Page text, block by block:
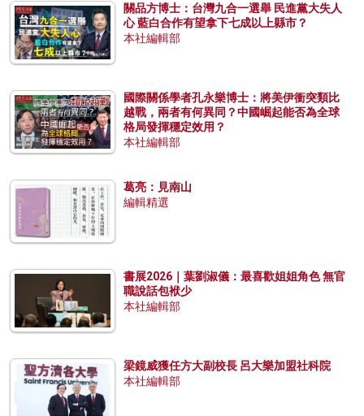
關品方博士：台灣九合一選舉 民進黨大失人
心 藍白合作有望拿下七成以上縣市？
本社編輯部
國際關係學者孔永樂博士：將美伊衝突類比
越戰，兩者有何異同？中國崛起能否為全球
格局發揮穩定效用？
本社編輯部
葛亮：見南山
編輯精選
書展2026｜葉劉淑儀：最喜歡姐姐角色 無官
職說話包袱少
本社編輯部
梁鏡威獲任方大副校長 呂大樂加盟社科院
本社編輯部